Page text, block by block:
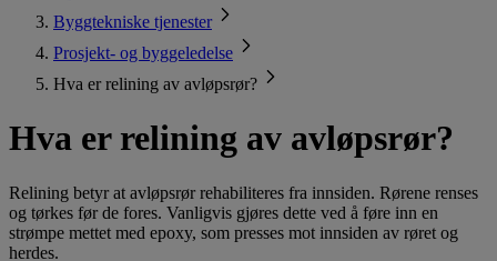
Byggtekniske tjenester
Prosjekt- og byggeledelse
Hva er relining av avløpsrør?
Hva er relining av avløpsrør?
Relining betyr at avløpsrør rehabiliteres fra innsiden. Rørene renses
og tørkes før de fores. Vanligvis gjøres dette ved å føre inn en
strømpe mettet med epoxy, som presses mot innsiden av røret og
herdes.